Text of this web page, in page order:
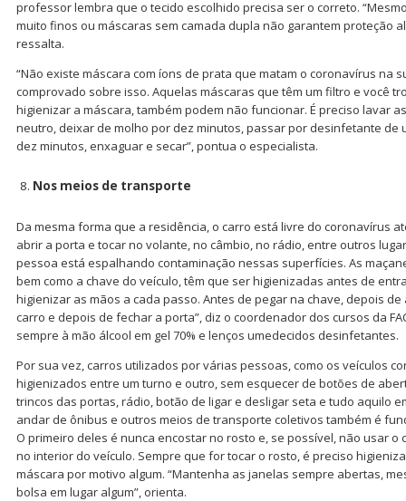
professor lembra que o tecido escolhido precisa ser o correto.
muito finos ou máscaras sem camada dupla não garantem proteção
ressalta.
“Não existe máscara com íons de prata que matam o coronavírus na
comprovado sobre isso. Aquelas máscaras que têm um filtro e você
higienizar a máscara, também podem não funcionar. É preciso lavar
neutro, deixar de molho por dez minutos, passar por desinfetante de
dez minutos, enxaguar e secar”, pontua o especialista.
Nos meios de transporte
Da mesma forma que a residência, o carro está livre do coronavírus
abrir a porta e tocar no volante, no câmbio, no rádio, entre outros
pessoa está espalhando contaminação nessas superfícies. As
bem como a chave do veículo, têm que ser higienizadas antes de
higienizar as mãos a cada passo. Antes de pegar na chave, depois
carro e depois de fechar a porta”, diz o coordenador dos cursos da
sempre à mão álcool em gel 70% e lenços umedecidos desinfetantes.
Por sua vez, carros utilizados por várias pessoas, como os veículos
higienizados entre um turno e outro, sem esquecer de botões de
trincos das portas, rádio, botão de ligar e desligar seta e tudo aquilo
andar de ônibus e outros meios de transporte coletivos também é
O primeiro deles é nunca encostar no rosto e, se possível, não usar o
no interior do veículo. Sempre que for tocar o rosto, é preciso
máscara por motivo algum. “Mantenha as janelas sempre abertas,
bolsa em lugar algum”, orienta.